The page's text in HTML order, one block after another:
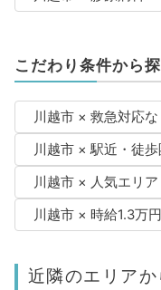
こだわり条件から
川越市 × 救急対応な
川越市 × 駅近・徒歩
川越市 × 人気エリア
川越市 × 時給1.3万
近隣のエリアか